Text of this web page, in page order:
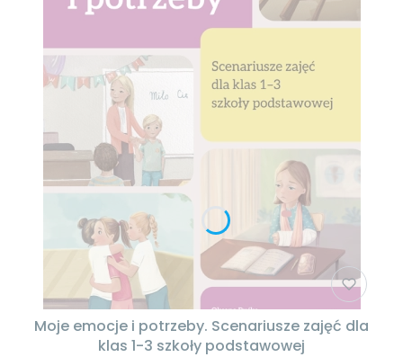
Moje emocje i potrzeby. Scenariusze zajęć dla
klas 1-3 szkoły podstawowej